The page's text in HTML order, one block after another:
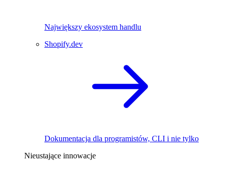
Największy ekosystem handlu
Shopify.dev
Dokumentacja dla programistów, CLI i nie tylko
Nieustające innowacje